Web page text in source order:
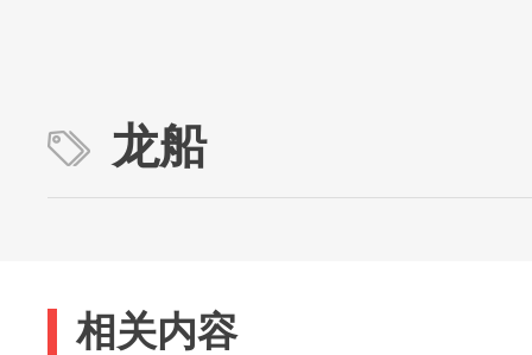
龙船
相关内容